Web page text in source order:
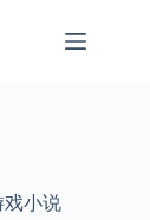
戏小说